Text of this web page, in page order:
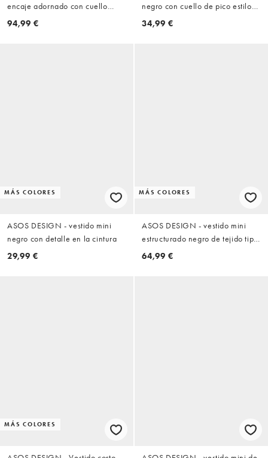
encaje adornado con cuello
halter en negro
94,99 €
negro con cuello de pico estilo
griego
34,99 €
MÁS COLORES
ASOS DESIGN - vestido mini
negro con detalle en la cintura
29,99 €
MÁS COLORES
ASOS DESIGN - vestido mini
estructurado negro de tejido tipo
scuba con un hombro y herrajes
64,99 €
MÁS COLORES